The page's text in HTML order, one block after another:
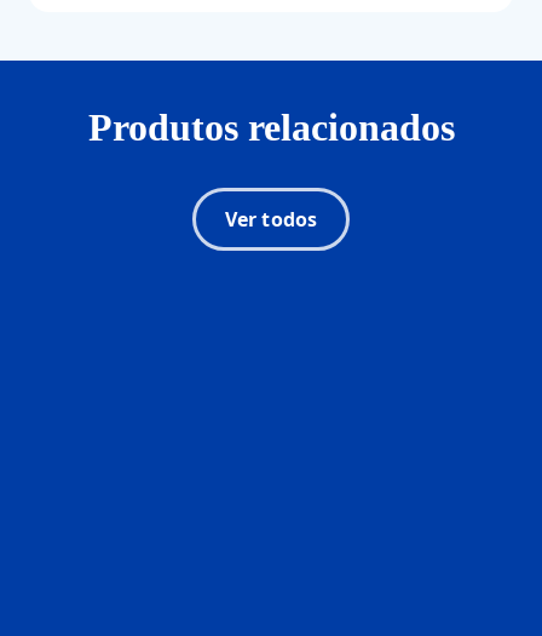
Produtos relacionados
Ver todos